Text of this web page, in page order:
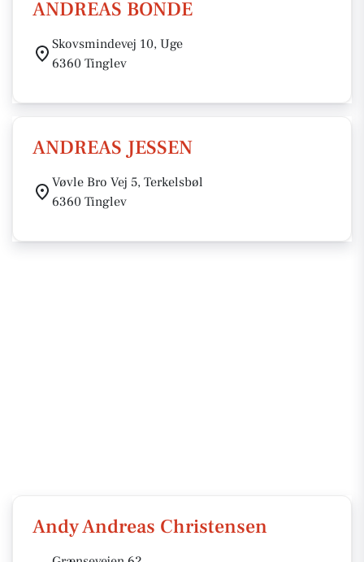
ANDREAS BONDE
Skovsmindevej 10, Uge
6360 Tinglev
ANDREAS JESSEN
Vøvle Bro Vej 5, Terkelsbøl
6360 Tinglev
Andy Andreas Christensen